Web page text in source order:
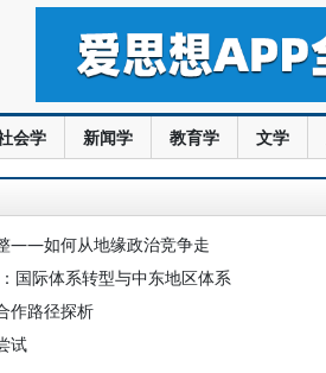
会学 新闻学 教育学 文学
——如何从地缘政治竞争走
国际体系转型与中东地区体系
作路径探析
试